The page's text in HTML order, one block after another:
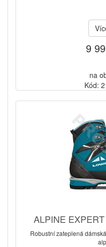
9
na
Kód:
ALPINE
Robustní zateplená